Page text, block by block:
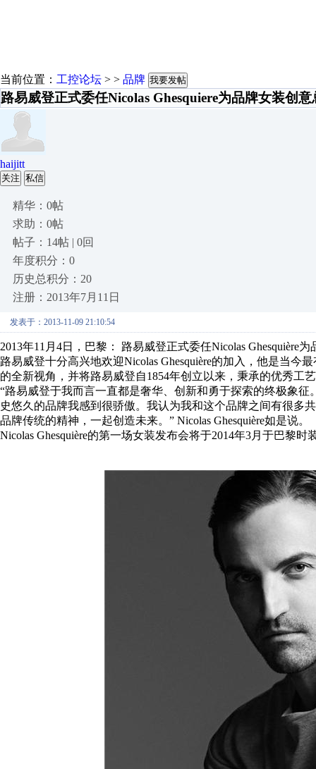
当前位置： 工控论坛 > > 品牌 我要发帖
路易威登正式委任Nicolas Ghesquiere为品牌女装创意
haijitt
关注 私信
精华：0帖
求助：0帖
帖子：14帖 | 0回
年度积分：0
历史总积分：20
注册：2013年7月11日
发表于：2013-11-09 21:10:54
2013年11月4日，巴黎： 路易威登正式委任Nicolas Ghesquière
路易威登十分高兴地欢迎Nicolas Ghesquière的加入，他是当
的全新视角，并将路易威登自1854年创立以来，秉承的优秀工
“路易威登于我而言一直都是奢华、创新和勇于探索的终极象
史悠久的品牌我感到很骄傲。我认为我和这个品牌之间有很多
品牌传统的精神，一起创造未来。” Nicolas Ghesquière如是说。
Nicolas Ghesquière的第一场女装发布会将于2014年3月于巴黎时